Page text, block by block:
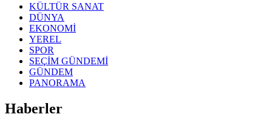
KÜLTÜR SANAT
DÜNYA
EKONOMİ
YEREL
SPOR
SEÇİM GÜNDEMİ
GÜNDEM
PANORAMA
Haberler